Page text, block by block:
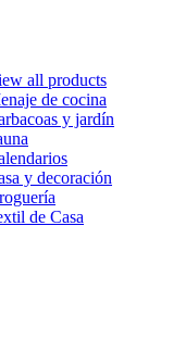
all products
de cocina
y jardín
y decoración
de Casa